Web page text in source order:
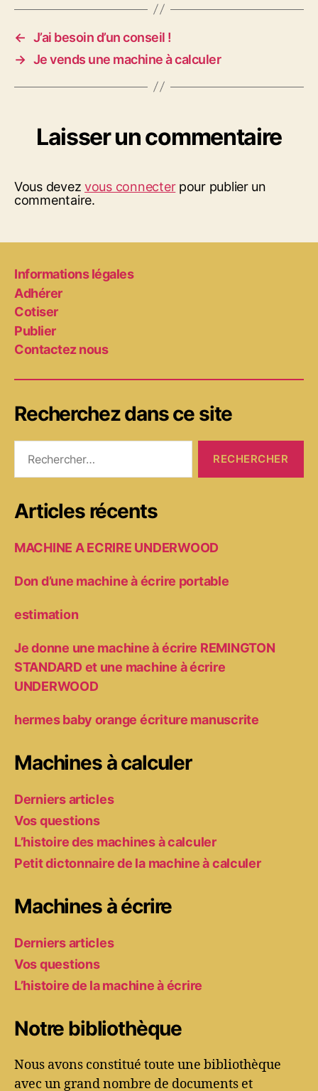
← J’ai besoin d’un conseil !
→ Je vends une machine à calculer
Laisser un commentaire
Vous devezvous connecterpour publier un
commentaire.
Informations légales
Adhérer
Cotiser
Publier
Contactez nous
Recherchez dans ce site
Articles récents
MACHINE A ECRIRE UNDERWOOD
Don d’une machine à écrire portable
estimation
Je donne une machine à écrire REMINGTON
STANDARD et une machine à écrire
UNDERWOOD
hermes baby orange écriture manuscrite
Machines à calculer
Derniers articles
Vos questions
L’histoire des machines à calculer
Petit dictonnaire de la machine à calculer
Machines à écrire
Derniers articles
Vos questions
L’histoire de la machine à écrire
Notre bibliothèque
Nous avons constitué toute une bibliothèque
avec un grand nombre de documents et